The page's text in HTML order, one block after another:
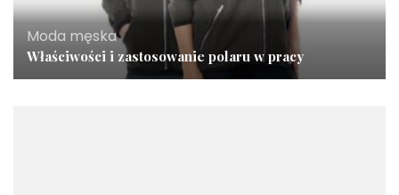
Moda męska
Właściwości i zastosowanie polaru w pracy